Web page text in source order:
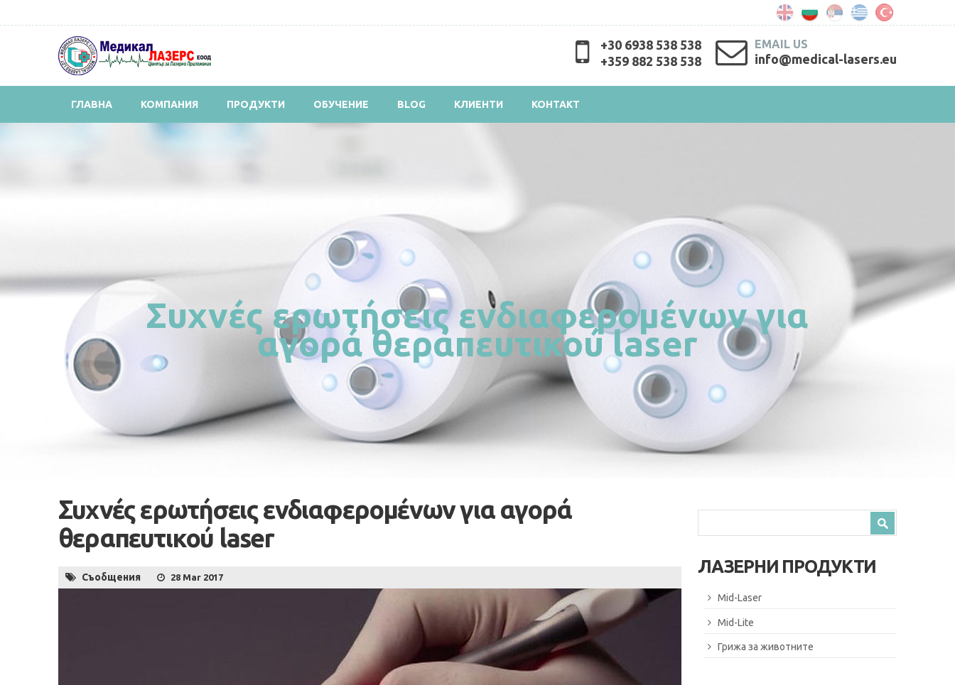
+30 6938 538 538
+359 882 538 538
EMAIL US
info@medical-lasers.eu
ГЛАВНА КОМПАНИЯ ПРОДУКТИ ОБУЧЕНИЕ BLOG КЛИЕНТИ КОНТАКТ
Συχνές ερωτήσεις ενδιαφερoμένων για
αγορά θεραπευτικού laser
Συχνές ερωτήσεις ενδιαφερoμένων για αγορά
θεραπευτικού laser
Съобщения 28 Mar 2017
ЛАЗЕРНИ ПРОДУКТИ
Mid-Laser
Mid-Lite
Грижа за животните